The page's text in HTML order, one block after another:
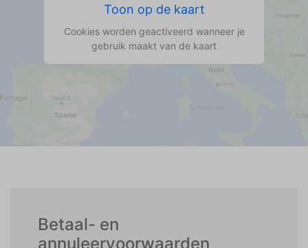
Toon op de kaart
Cookies worden geactiveerd wanneer je
gebruik maakt van de kaart
Betaal- en
annuleervoorwaarden